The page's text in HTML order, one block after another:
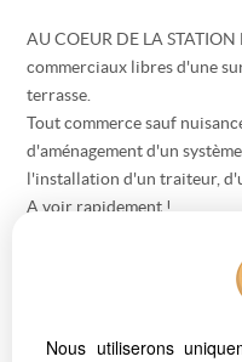
AU COEUR DE LA
commerciaux libres d'une
terrasse.
Tout commerce sauf
d'aménagement d'un
l'installation d'un traiteur,
A voir rapidement !
Nous contacter : Jean-Luc
Honoraires : 9,34 % TTC
Les informations sur les
Nous utiliserons